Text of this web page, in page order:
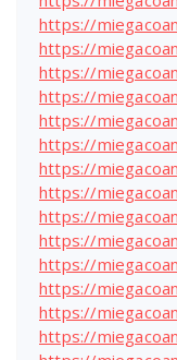
https://
https://
https://
https://
https://
https://
https://
https://
https://
https://
https://
https://
https://
https://